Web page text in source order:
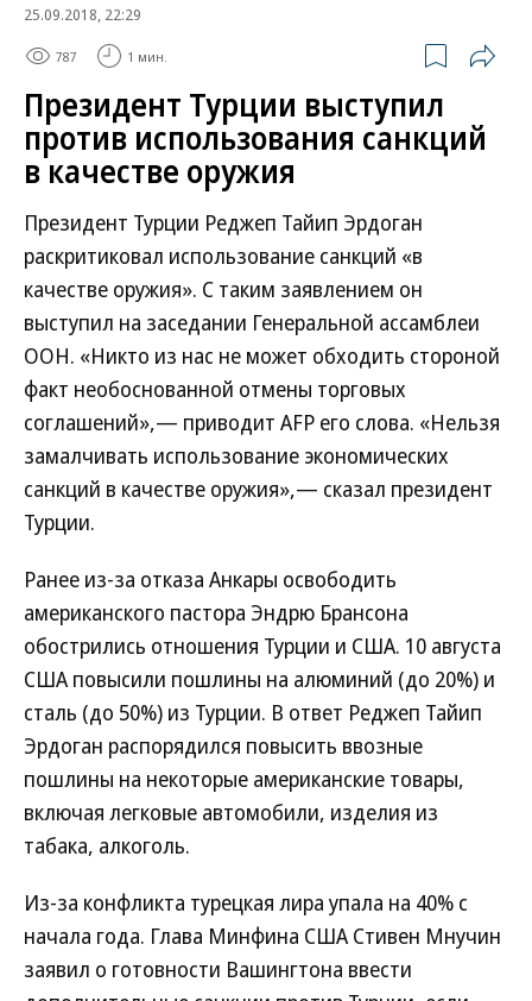
25.09.2018, 22:29
787 1 мин.
Президент Турции выступил
против использования санкций
в качестве оружия
Президент Турции Реджеп Тайип Эрдоган
раскритиковал использование санкций «в
качестве оружия». С таким заявлением он
выступил на заседании Генеральной ассамблеи
ООН. «Никто из нас не может обходить стороной
факт необоснованной отмены торговых
соглашений»,— приводит AFP его слова. «Нельзя
замалчивать использование экономических
санкций в качестве оружия»,— сказал президент
Турции.
Ранее из-за отказа Анкары освободить
американского пастора Эндрю Брансона
обострились отношения Турции и США. 10 августа
США повысили пошлины на алюминий (до 20%) и
сталь (до 50%) из Турции. В ответ Реджеп Тайип
Эрдоган распорядился повысить ввозные
пошлины на некоторые американские товары,
включая легковые автомобили, изделия из
табака, алкоголь.
Из-за конфликта турецкая лира упала на 40% с
начала года. Глава Минфина США Стивен Мнучин
заявил о готовности Вашингтона ввести